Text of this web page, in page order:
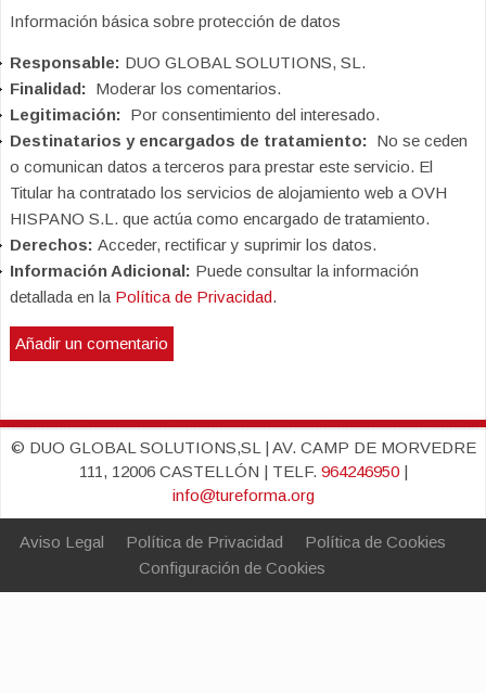
Información básica sobre protección de datos
Responsable: DUO GLOBAL SOLUTIONS, SL.
Finalidad: Moderar los comentarios.
Legitimación: Por consentimiento del interesado.
Destinatarios y encargados de tratamiento: No se ceden
o comunican datos a terceros para prestar este servicio. El
Titular ha contratado los servicios de alojamiento web a OVH
HISPANO S.L. que actúa como encargado de tratamiento.
Derechos: Acceder, rectificar y suprimir los datos.
Información Adicional: Puede consultar la información
detallada en la Política de Privacidad.
© DUO GLOBAL SOLUTIONS,SL | AV. CAMP DE MORVEDRE
111, 12006 CASTELLÓN | TELF. 964246950|
info@tureforma.org
Aviso Legal Política de Privacidad
Política de Cookies
Configuración de Cookies